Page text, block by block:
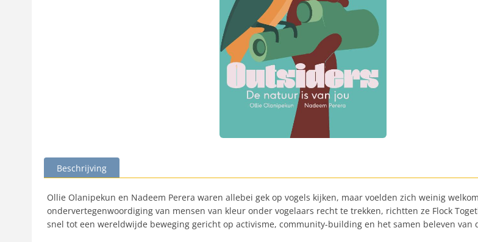
Beschrijving
Ollie Olanipekun en Nadeem Perera waren allebei gek op vogels kijken, maar voelden zich weinig
ondervertegenwoordiging van mensen van kleur onder vogelaars recht te trekken, richtten ze Flock
snel tot een wereldwijde beweging gericht op activisme, community-building en het samen beleven van